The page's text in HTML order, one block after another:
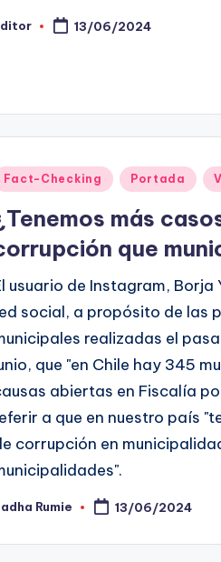
13/06/2024
Fact-Checking Portada
más
que
usuario de Instagram, Borja
social, a propósito de las
realizadas el
que "en Chile hay 345
abiertas en Fiscalía
a que en nuestro país
corrupción en
Rumie 13/06/2024